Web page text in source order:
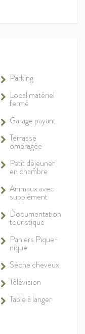
Parking
Local matériel
fermé
Garage payant
Terrasse
ombragée
Petit déjeuner
en chambre
Animaux avec
supplément
Documentation
touristique
Paniers Pique-
nique
Sèche cheveux
Télévision
Table à langer